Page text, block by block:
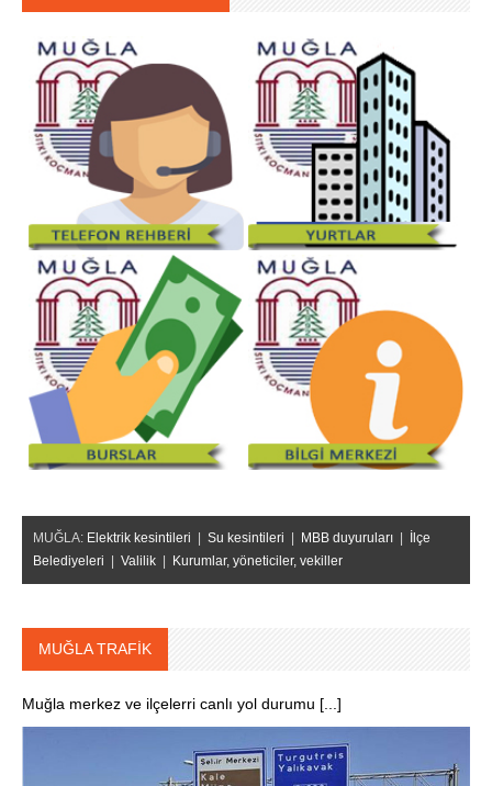
MUĞLA: Elektrik kesintileri Su kesintileri MBB duyuruları
İlçe
Belediyeleri
Valilik Kurumlar, yöneticiler, vekiller
MUĞLA TRAFİK
Muğla merkez ve ilçelerri canlı yol durumu [...]